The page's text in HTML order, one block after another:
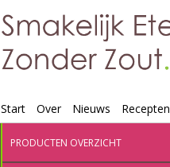
Start Over Nieuws Recepten
PRODUCTEN OVERZICHT